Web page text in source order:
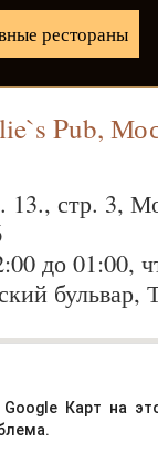
рестораны
Pub,
стр. 3,
до 01:00,
бульвар,
Google Карт на